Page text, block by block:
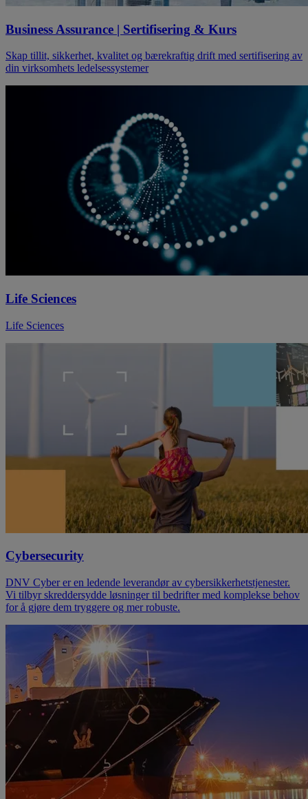
Business Assurance | Sertifisering & Kurs
Skap tillit, sikkerhet, kvalitet og bærekraftig drift med sertifisering av
din virksomhets ledelsessystemer
Life Sciences
Life Sciences
Cybersecurity
DNV Cyber er en ledende leverandør av cybersikkerhetstjenester.
Vi tilbyr skreddersydde løsninger til bedrifter med komplekse behov
for å gjøre dem tryggere og mer robuste.